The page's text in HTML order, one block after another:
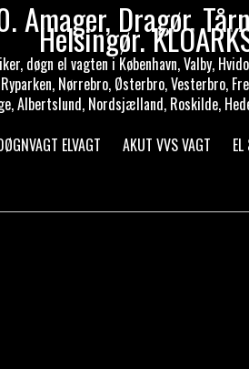
Dragør,
Helsingør.
el vagten i København, Valby,
Nørrebro, Østerbro, Vesterbro,
Albertslund, Nordsjælland, Roskilde,
ELVAGT AKUT VVS VAGT